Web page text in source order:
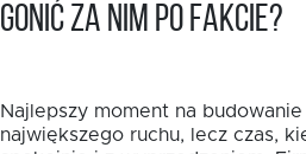
gonić za nim po fakcie?
Najlepszy moment na
największego ruchu, lecz czas,